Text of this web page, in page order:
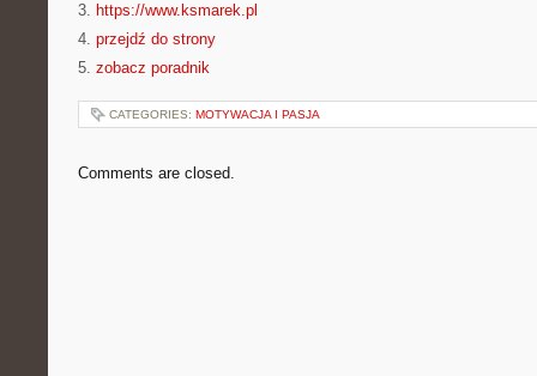
3. https://www.ksmarek.pl
4. przejdź do strony
5. zobacz poradnik
CATEGORIES: MOTYWACJA I PASJA
Comments are closed.